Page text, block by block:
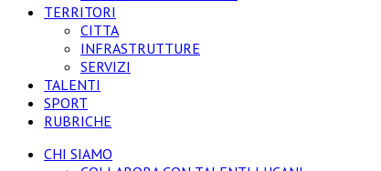
TERRITORI
CITTA
INFRASTRUTTURE
SERVIZI
TALENTI
SPORT
RUBRICHE
CHI SIAMO